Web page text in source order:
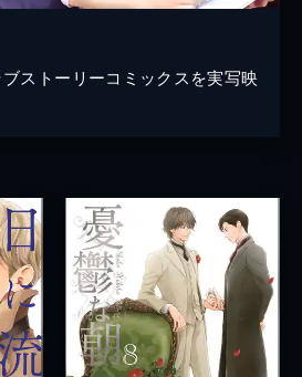
ストーリーコミックスを実写映